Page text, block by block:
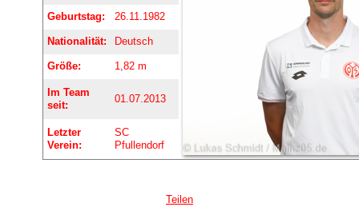
Geburtstag:
26.11.1982
Nationalität: Deutsch
Größe: 1,82 m
Im Team
seit:
01.07.2013
Letzter
Verein:
SC
Pfullendorf
Teilen